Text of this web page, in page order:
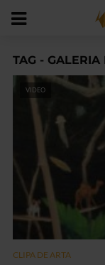
TAG -
VIDEO
CLIPA DE ARTA